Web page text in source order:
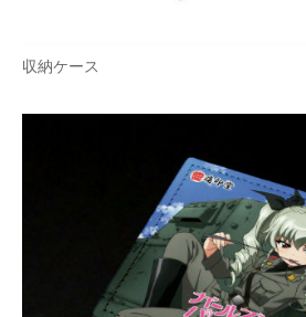
収納ケース